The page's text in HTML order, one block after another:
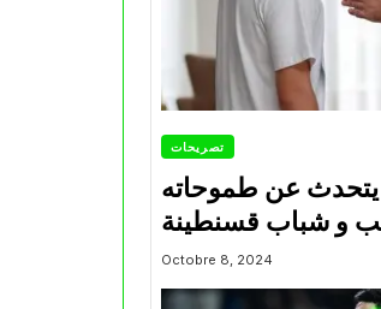
تصريحات
يتحدث عن طموحاته
و شباب قسنطينة
Octobre 8, 2024